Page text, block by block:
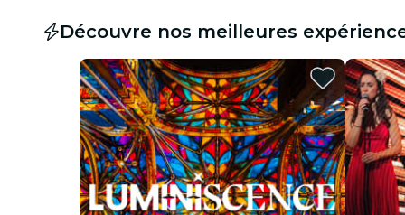
Découvre nos meilleures